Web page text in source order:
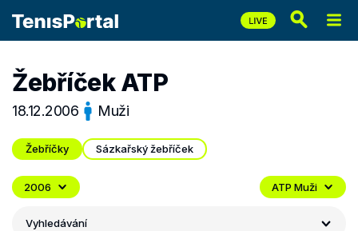
Žebříček ATP
18.12.2006 Muži
Žebříčky Sázkařský žebříček
2006 ATP Muži
Vyhledávání